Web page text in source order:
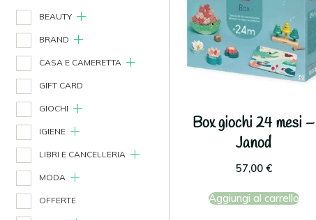
BEAUTY
BRAND
CASA E CAMERETTA
GIFT CARD
GIOCHI
IGIENE
LIBRI E CANCELLERIA
MODA
OFFERTE
Box giochi 24 mesi –
Janod
57,00 €
Aggiungi al carrello